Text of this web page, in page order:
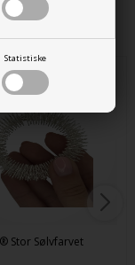
Statistiske
Stor Sølvfarvet